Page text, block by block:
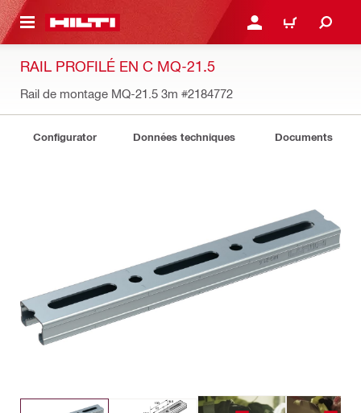
SE CONNECTER OU
PANIER
RAIL PROFILÉ EN C MQ-21.5
Rail de montage MQ-21.5 3m #2184772
Configurator Données techniques Documents